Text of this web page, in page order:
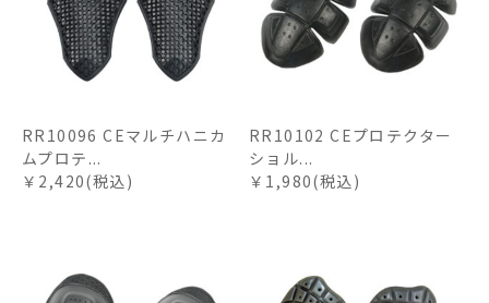
RR10096 CEマルチハニカ
ムプロテ...
￥2,420(税込)
RR10102 CEプロテクター
ショル...
￥1,980(税込)